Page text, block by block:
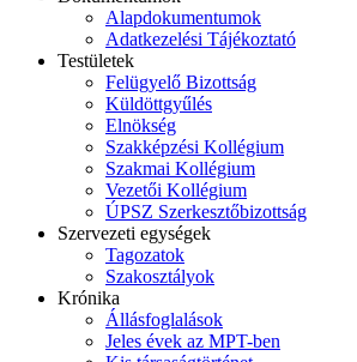
Alapdokumentumok
Adatkezelési Tájékoztató
Testületek
Felügyelő Bizottság
Küldöttgyűlés
Elnökség
Szakképzési Kollégium
Szakmai Kollégium
Vezetői Kollégium
ÚPSZ Szerkesztőbizottság
Szervezeti egységek
Tagozatok
Szakosztályok
Krónika
Állásfoglalások
Jeles évek az MPT-ben